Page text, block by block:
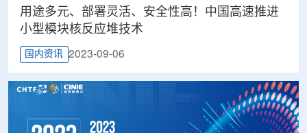
用途多元、部署灵活、安全性高！中国高速推进
小型模块核反应堆技术
国内资讯 2023-09-06